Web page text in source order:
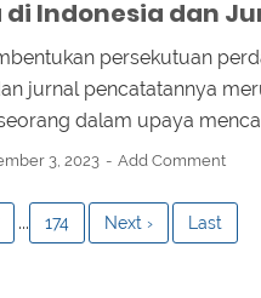
di Indonesia dan
persekutuan
jurnal pencatatannya
dalam upaya
3, 2023 Add Comment
... 174 Next › Last